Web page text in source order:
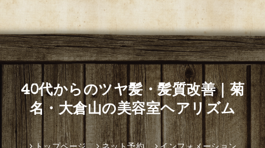
40代からのツヤ髪・髪質改善｜菊
名・大倉山の美容室ヘアリズム